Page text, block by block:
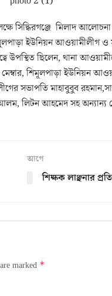
সিদ্ধিরগঞ্জে মিলাদ
ইউনিয়ন আওয়ামীলীগ ও
উপস্থিত ছিলেন, থানা
শিমূলপাড়া ইউনিয়ন
সভাপতি মাহাবুবুব
লিটন আহমেদ সহ অন্যান্য
আগে
শিক্ষক লাঞ্ছনার
marked *